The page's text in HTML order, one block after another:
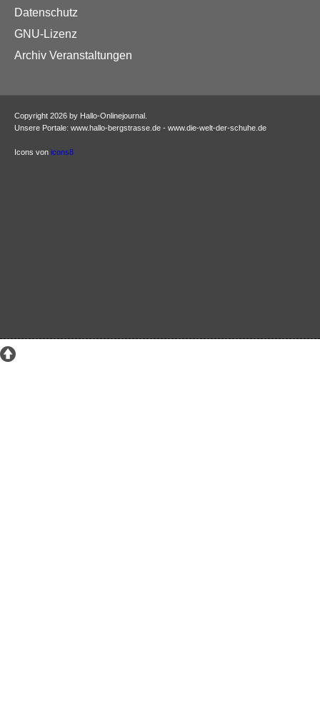
Datenschutz
GNU-Lizenz
Archiv Veranstaltungen
Copyright 2026 by Hallo-Onlinejournal.
Unsere Portale: www.hallo-bergstrasse.de - www.die-welt-der-schuhe.de
Icons von icons8